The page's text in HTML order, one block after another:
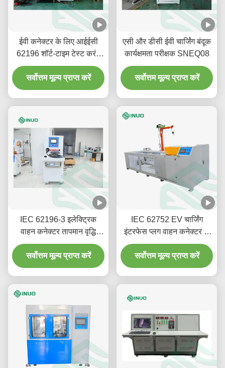
ईवी कनेक्टर के लिए आईईसी
62196 शॉर्ट-टाइम टेस्ट करंट
और तापमान वृद्धि परीक्षण प्रणाली
सर्वोत्तम मूल्य प्राप्त करें
एसी और डीसी ईवी चार्जिंग बंदूक
कार्यक्षमता परीक्षक SNEQ08
सर्वोत्तम मूल्य प्राप्त करें
IEC 62196-3 इलेक्ट्रिक
वाहन कनेक्टर तापमान वृद्धि
परीक्षण उपकरण
सर्वोत्तम मूल्य प्राप्त करें
IEC 62752 EV चार्जिंग
इंटरफेस प्लग वाहन कनेक्टर के
लिए ड्राइव ओवर टेस्टिंग मशीन
सर्वोत्तम मूल्य प्राप्त करें